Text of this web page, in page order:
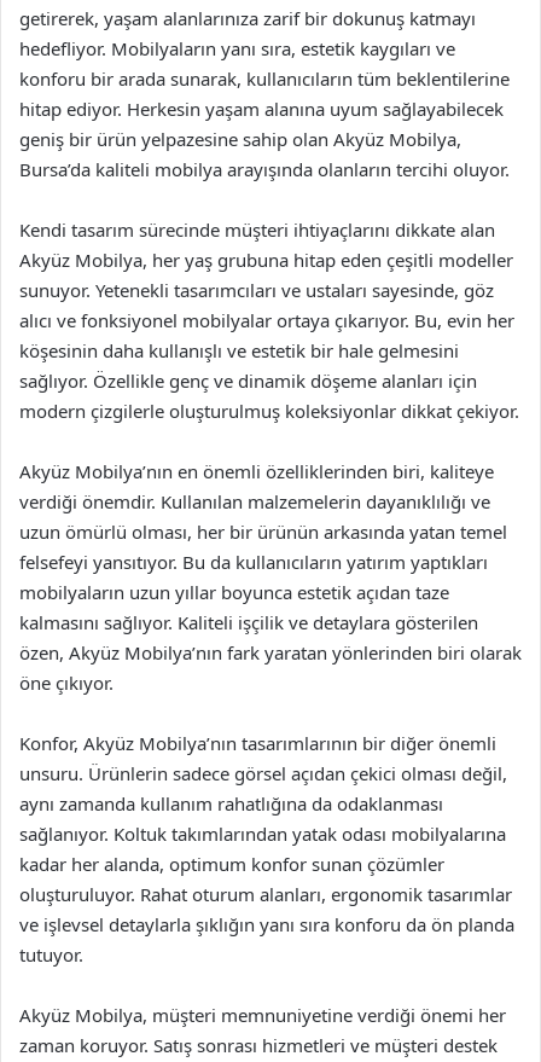
getirerek, yaşam alanlarınıza zarif bir dokunuş katmayı
hedefliyor. Mobilyaların yanı sıra, estetik kaygıları ve
konforu bir arada sunarak, kullanıcıların tüm beklentilerine
hitap ediyor. Herkesin yaşam alanına uyum sağlayabilecek
geniş bir ürün yelpazesine sahip olan Akyüz Mobilya,
Bursa’da kaliteli mobilya arayışında olanların tercihi oluyor.
Kendi tasarım sürecinde müşteri ihtiyaçlarını dikkate alan
Akyüz Mobilya, her yaş grubuna hitap eden çeşitli modeller
sunuyor. Yetenekli tasarımcıları ve ustaları sayesinde, göz
alıcı ve fonksiyonel mobilyalar ortaya çıkarıyor. Bu, evin her
köşesinin daha kullanışlı ve estetik bir hale gelmesini
sağlıyor. Özellikle genç ve dinamik döşeme alanları için
modern çizgilerle oluşturulmuş koleksiyonlar dikkat çekiyor.
Akyüz Mobilya’nın en önemli özelliklerinden biri, kaliteye
verdiği önemdir. Kullanılan malzemelerin dayanıklılığı ve
uzun ömürlü olması, her bir ürünün arkasında yatan temel
felsefeyi yansıtıyor. Bu da kullanıcıların yatırım yaptıkları
mobilyaların uzun yıllar boyunca estetik açıdan taze
kalmasını sağlıyor. Kaliteli işçilik ve detaylara gösterilen
özen, Akyüz Mobilya’nın fark yaratan yönlerinden biri olarak
öne çıkıyor.
Konfor, Akyüz Mobilya’nın tasarımlarının bir diğer önemli
unsuru. Ürünlerin sadece görsel açıdan çekici olması değil,
aynı zamanda kullanım rahatlığına da odaklanması
sağlanıyor. Koltuk takımlarından yatak odası mobilyalarına
kadar her alanda, optimum konfor sunan çözümler
oluşturuluyor. Rahat oturum alanları, ergonomik tasarımlar
ve işlevsel detaylarla şıklığın yanı sıra konforu da ön planda
tutuyor.
Akyüz Mobilya, müşteri memnuniyetine verdiği önemi her
zaman koruyor. Satış sonrası hizmetleri ve müşteri destek